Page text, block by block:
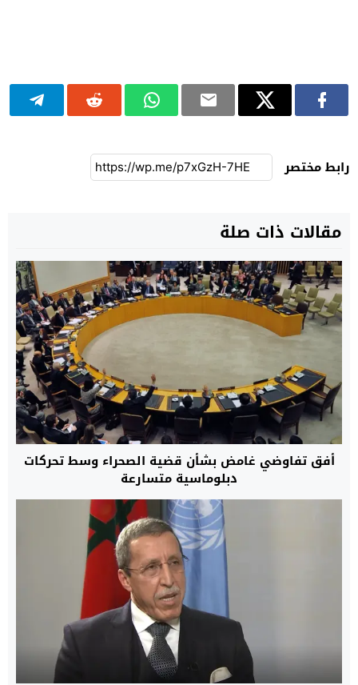
رابط مختصر
مقالات ذات صلة
أفق تفاوضي غامض بشأن قضية الصحراء وسط تحركات
دبلوماسية متسارعة